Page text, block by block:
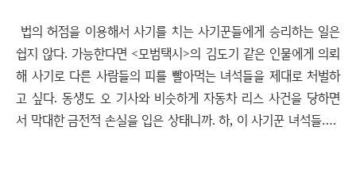
법의 허점을 이용해서 사기를 치는 사기꾼들에게 승리하는 일은
쉽지 않다. 가능한다면 <모범택시>의 김도기 같은 인물에게 의뢰
해 사기로 다른 사람들의 피를 빨아먹는 녀석들을 제대로 처벌하
고 싶다. 동생도 오 기사와 비슷하게 자동차 리스 사건을 당하면
서 막대한 금전적 손실을 입은 상태니까. 하, 이 사기꾼 녀석들….